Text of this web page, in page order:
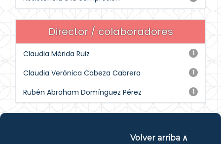
Director / colaboradores
1
Claudia Mérida Ruiz
1
Claudia Verónica Cabeza Cabrera
1
Rubén Abraham Domínguez Pérez
Volver arriba ∧